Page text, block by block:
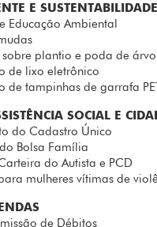
E SUSTENTABILIDADE
Educação Ambiental
plantio e poda de
de lixo eletrônico
de tampinhas de garrafa
SOCIAL E
do Cadastro Único
Bolsa Família
do Autista e PCD
mulheres vítimas de
de Débitos